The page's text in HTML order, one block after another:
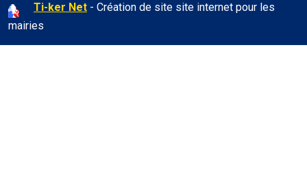
Ti-ker Net - Création de site site internet pour les
mairies